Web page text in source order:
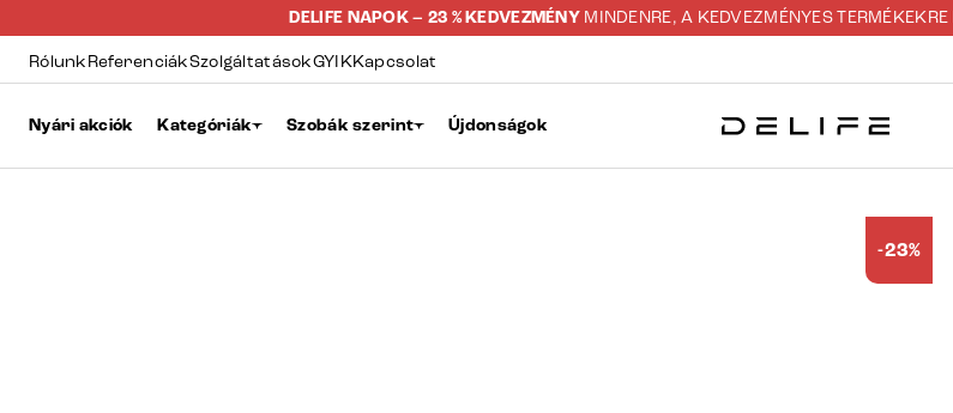
DELIFE NAPOK – 23 % KEDVEZMÉNYMINDENRE, A KEDVEZMÉNYES
RólunkReferenciákSzolgáltatásokGYIKKapcsolat
Nyári akciók Kategóriák Szobák szerint Újdonságok
-23%